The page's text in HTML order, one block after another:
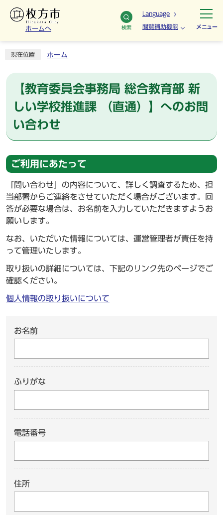
ホームへ 検索
Language
閲覧補助機能 メニュー
現在位置 ホーム
【教育委員会事務局 総合教育部 新
しい学校推進課 （直通）】へのお問
い合わせ
ご利用にあたって
「問い合わせ」の内容について、詳しく調査するため、担
当部署からご連絡をさせていただく場合がございます。回
答が必要な場合は、お名前を入力していただきますようお
願いします。
なお、いただいた情報については、運営管理者が責任を持
って管理いたします。
取り扱いの詳細については、下記のリンク先のページでご
確認ください。
個人情報の取り扱いについて
お名前
ふりがな
電話番号
住所